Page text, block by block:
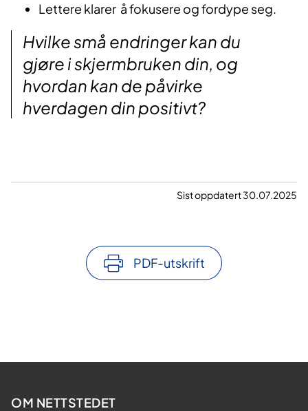
Lettere klarer å fokusere og fordype seg.
Hvilke små endringer kan du
gjøre i skjermbruken din, og
hvordan kan de påvirke
hverdagen din positivt?
Sist oppdatert 30.07.2025
PDF-utskrift
OM NETTSTEDET